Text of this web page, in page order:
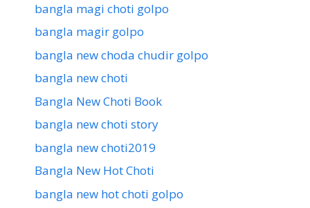
bangla magi choti golpo
bangla magir golpo
bangla new choda chudir golpo
bangla new choti
Bangla New Choti Book
bangla new choti story
bangla new choti2019
Bangla New Hot Choti
bangla new hot choti golpo